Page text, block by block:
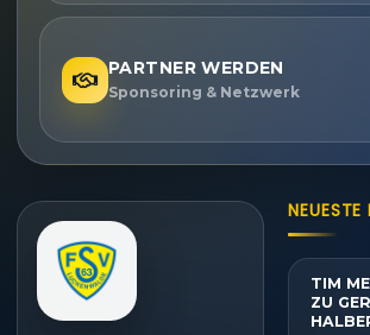
PARTNER WERDEN
Sponsoring & Netzwerk
TIM
ZU